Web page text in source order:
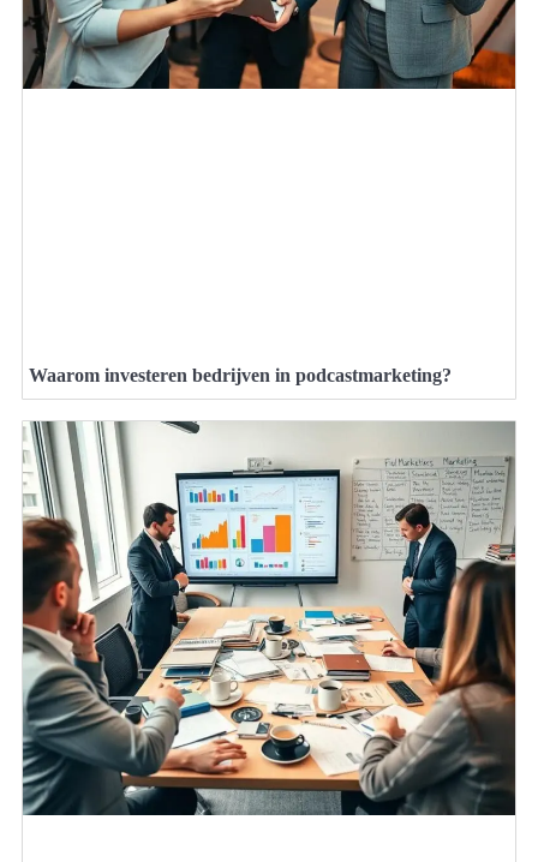
Waarom investeren bedrijven in podcastmarketing?